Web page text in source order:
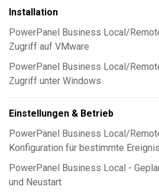
Installation
PowerPanel Business Local/
Zugriff auf VMware
PowerPanel Business Local/
Zugriff unter Windows
Einstellungen & Betrieb
PowerPanel Business Local/
Konfiguration für bestimmte
PowerPanel Business Local -
und Neustart